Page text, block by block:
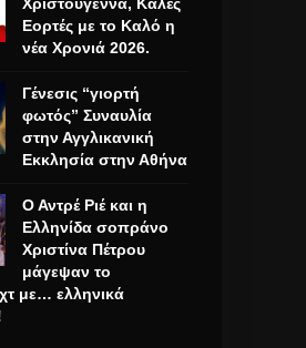
Χριστούγεννα, Καλές
Εορτές με το Καλό η
νέα Χρονιά 2026.
Γένεσις “γιορτή
φωτός” Συναυλία
στην Αγγλικανική
Εκκλησία στην Αθήνα
Ο Αντρέ Ριέ και η
Ελληνίδα σοπράνο
Χριστίνα Πέτρου
μάγεψαν το
με… ελληνικά